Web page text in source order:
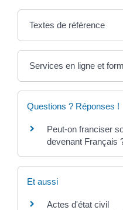
Textes de référence
Services en ligne et
Questions ? Réponses !
Peut-on franciser
devenant Français
Et aussi
Actes d'état civil